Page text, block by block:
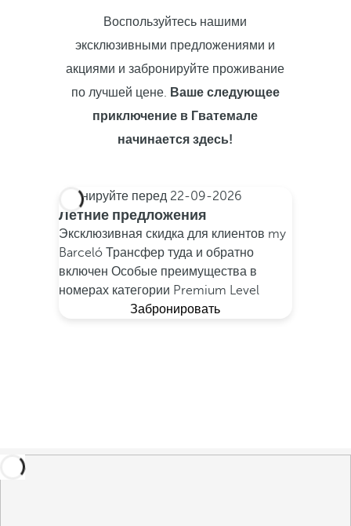
Воспользуйтесь нашими
эксклюзивными предложениями и
акциями и забронируйте проживание
по лучшей цене. Ваше следующее
приключение в Гватемале
начинается здесь!
Бронируйте перед 22-09-2026
Летние предложения
Эксклюзивная скидка для клиентов my
Barceló Трансфер туда и обратно
включен Особые преимущества в
номерах категории Premium Level
Забронировать